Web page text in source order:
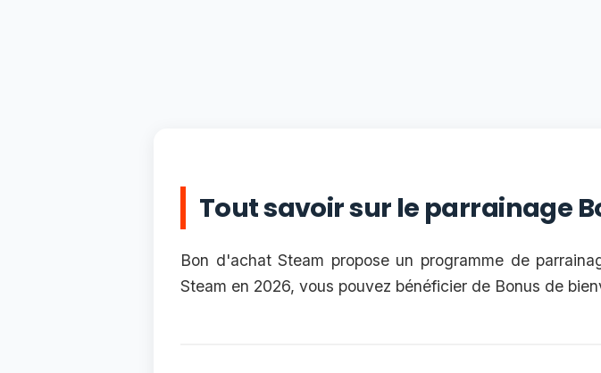
Tout savoir sur le parrainage
Bon d'achat Steam propose un programme de
Steam en 2026, vous pouvez bénéficier de Bonus de